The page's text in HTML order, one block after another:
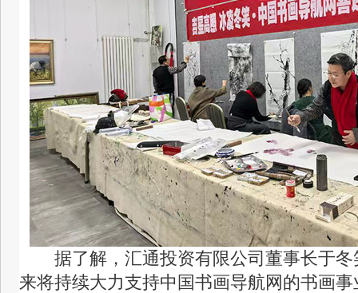
据了解，汇通投资有限公司董事长于冬
来将持续大力支持中国书画导航网的书画